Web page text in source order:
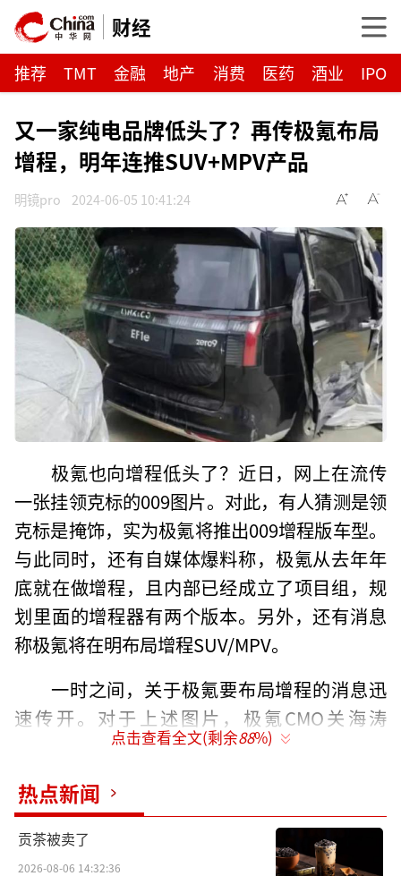
财经
推荐 TMT 金融 地产 消费 医药 酒业 IPO
又一家纯电品牌低头了？再传极氪布局
增程，明年连推SUV+MPV产品
明镜pro 2024-06-05 10:41:24
极氪也向增程低头了？近日，网上在流传
一张挂领克标的009图片。对此，有人猜测是领
克标是掩饰，实为极氪将推出009增程版车型。
与此同时，还有自媒体爆料称，极氪从去年年
底就在做增程，且内部已经成立了项目组，规
划里面的增程器有两个版本。另外，还有消息
称极氪将在明布局增程SUV/MPV。
一时之间，关于极氪要布局增程的消息迅
速传开。对于上述图片，极氪CMO关海涛
用“谣言”二次进行否认。而对于极氪是否已
官方回复。而就在稍早前的4月，极氪安聪慧还
表态，将继续聚焦纯电动汽车，没有考虑增程
式车型。
点击查看全文(剩余88%)
热点新闻
贡茶被卖了
2026-08-06 14:32:36